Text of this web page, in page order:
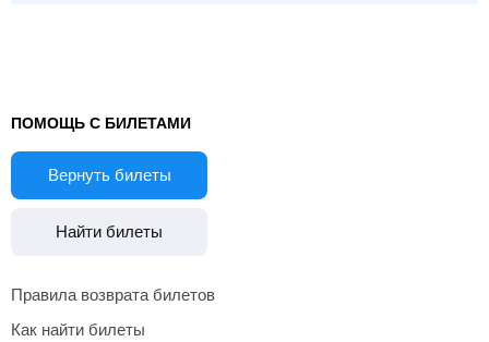
ПОМОЩЬ С БИЛЕТАМИ
Вернуть билеты
Найти билеты
Правила возврата билетов
Как найти билеты